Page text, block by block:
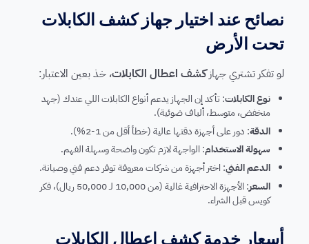
نصائح عند اختيار جهاز كشف الكابلات
تحت الأرض
لو تفكر تشتري جهازكشف اعطال الكابلات، خذ بعين الاعتبار:
نوع الكابلات: تأكد إن الجهاز يدعم أنواع الكابلات اللي عندك (جهد
منخفض، متوسط، ألياف ضوئية).
الدقة: دور على أجهزة دقتها عالية (خطأ أقل من 1-2%).
سهولة الاستخدام: الواجهة لازم تكون واضحة وسهلة الفهم.
الدعم الفني: اختر أجهزة من شركات معروفة توفر دعم فني وصيانة.
السعر
: الأجهزة الاحترافية غالية (من 10,000 لـ 50,000 ريال)، فكر
كويس قبل الشراء.
أسعار خدمة كشف اعطال الكابلات